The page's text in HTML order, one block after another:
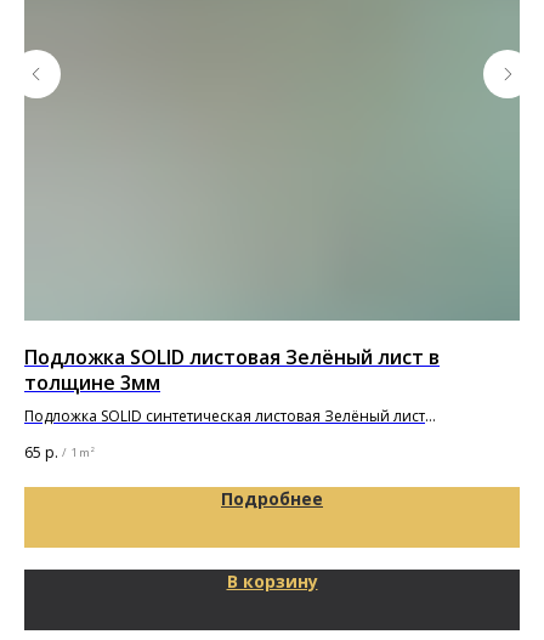
Подложка SOLID листовая Зелёный лист в
толщине 3мм
Подложка SOLID синтетическая листовая Зелёный лист
65 р. / 1 m²
Подробнее
В корзину